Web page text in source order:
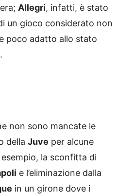
Allegri, infatti, è stato
un gioco considerato non
poco adatto allo stato
non sono mancate le
della Juve per alcune
la sconfitta di
e l’eliminazione dalla
in un girone dove i